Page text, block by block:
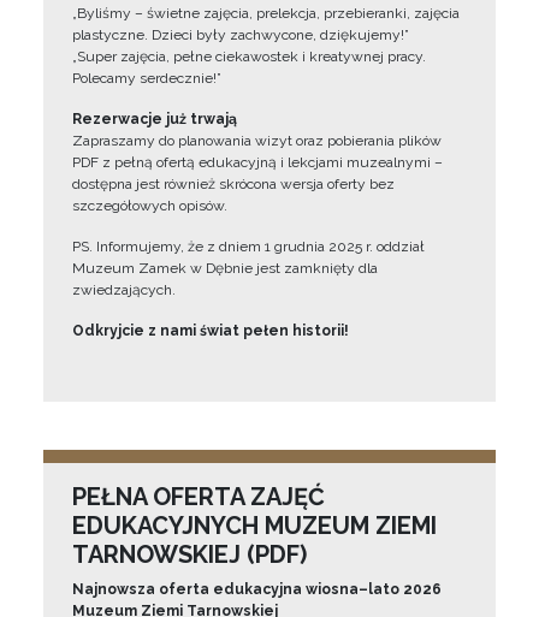
„Byliśmy – świetne zajęcia, prelekcja, przebieranki, zajęcia
plastyczne. Dzieci były zachwycone, dziękujemy!”
„Super zajęcia, pełne ciekawostek i kreatywnej pracy.
Polecamy serdecznie!”
Rezerwacje już trwają
Zapraszamy do planowania wizyt oraz pobierania plików
PDF z pełną ofertą edukacyjną i lekcjami muzealnymi –
dostępna jest również skrócona wersja oferty bez
szczegółowych opisów.
PS. Informujemy, że z dniem 1 grudnia 2025 r. oddział
Muzeum Zamek w Dębnie jest zamknięty dla
zwiedzających.
Odkryjcie z nami świat pełen historii!
PEŁNA OFERTA ZAJĘĆ
EDUKACYJNYCH MUZEUM ZIEMI
TARNOWSKIEJ (PDF)
Najnowsza oferta edukacyjna wiosna–lato 2026
Muzeum Ziemi Tarnowskiej